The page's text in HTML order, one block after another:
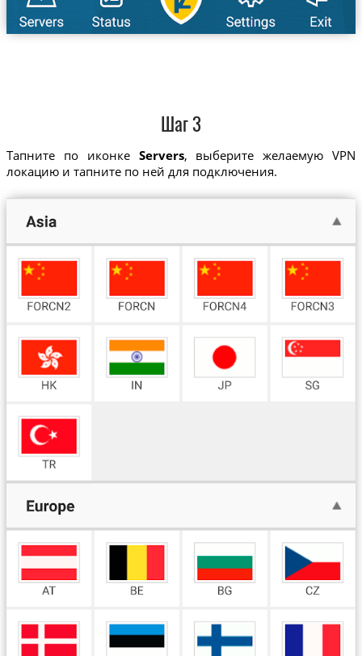
Шаг 3
Тапните по иконке Servers, выберите желаемую VPN
локацию и тапните по ней для подключения.